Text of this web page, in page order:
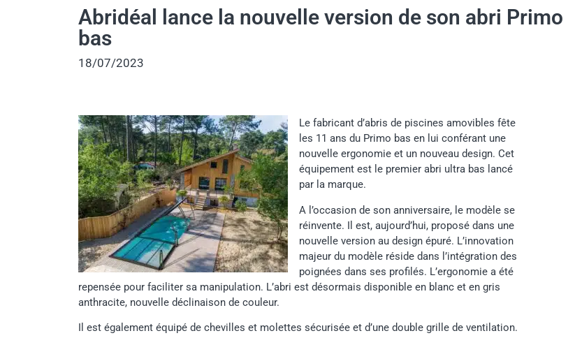
Abridéal lance la nouvelle version de son abri Primo
bas
18/07/2023
Le fabricant d’abris de piscines amovibles fête
les 11 ans du Primo bas en lui conférant une
nouvelle ergonomie et un nouveau design. Cet
équipement est le premier abri ultra bas lancé
par la marque.
A l’occasion de son anniversaire, le modèle se
réinvente. Il est, aujourd’hui, proposé dans une
nouvelle version au design épuré. L’innovation
majeur du modèle réside dans l’intégration des
poignées dans ses profilés. L’ergonomie a été
repensée pour faciliter sa manipulation. L’abri est désormais disponible en blanc et en gris
anthracite, nouvelle déclinaison de couleur.
Il est également équipé de chevilles et molettes sécurisée et d’une double grille de ventilation.